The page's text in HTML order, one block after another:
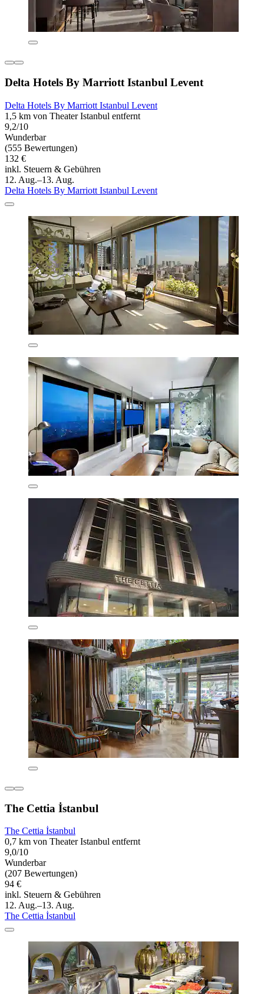
Delta Hotels By Marriott Istanbul Levent
Delta Hotels By Marriott Istanbul Levent
1,5 km von Theater Istanbul entfernt
9,2/10
Wunderbar
(555 Bewertungen)
132 €
inkl. Steuern & Gebühren
12. Aug.–13. Aug.
Delta Hotels By Marriott Istanbul Levent
The Cettia İstanbul
The Cettia İstanbul
0,7 km von Theater Istanbul entfernt
9,0/10
Wunderbar
(207 Bewertungen)
94 €
inkl. Steuern & Gebühren
12. Aug.–13. Aug.
The Cettia İstanbul